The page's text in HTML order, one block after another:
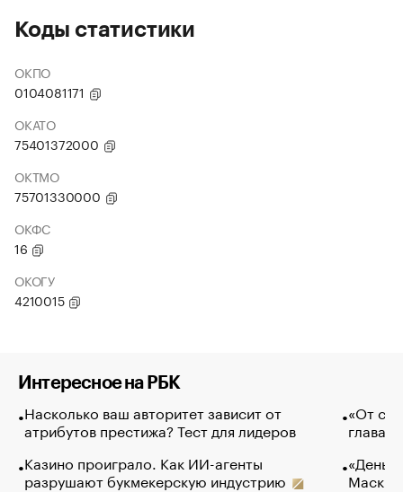
Коды статистики
ОКПО
0104081171
ОКАТО
75401372000
ОКТМО
75701330000
ОКФС
16
ОКОГУ
4210015
Интересное на РБК
Насколько ваш авторитет зависит от
атрибутов престижа? Тест для лидеров
Казино проиграло. Как ИИ-агенты
разрушают букмекерскую индустрию
«От
глава
Маск в